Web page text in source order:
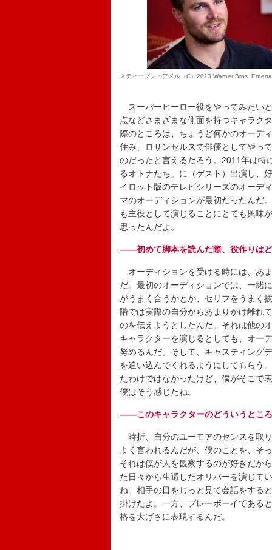
スティーブン・アメル（C）2013 Warner Bros.
スーパーヒーロー役をやってみたい
点などさまざまな側面を持つキャラク
際のところは、ちょうど何かのオーデ
住み、ロサンゼルスで俳優としてやっ
のだったと言えるだろう。2011年は
るオトナたち」に（ゲスト）出演し、
イロット版のテレビシリーズのオーデ
マのオーディションが最初だったんだ
も主役として演じることにとても興味
思ったんだよ。
――初めて脚本を読んだ際、役作りは
オーディションを受ける時には、あ
だ。最初のオーディションでは、一緒
がうまく合うかとか、セリフをうまく
階では実際の自分からあまりかけ離れ
のを伝えようとしたんだ。それは他の
キャラクターを演じるとしても、オー
努めるんだ。そして、キャスティング
を追い込んでくれるようにしてもらう
たわけではなかったけど、僕がそこで
僕はそう感じたね。
――このキャラクターのどういうとこ
時折、自分のユーモアのセンスを取
よく言われるんだが、僕のことを、そ
それは僕が人を観察するのが好きだか
た日々から生還したオリバーを演じて
ね。相手の目をじっと見て会話をする
掛けたよ。一方、プレーボーイである
格を大げさに表現するんだ。